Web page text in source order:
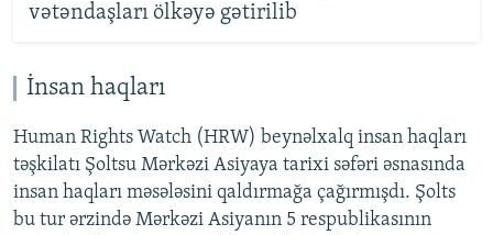
vətəndaşları ölkəyə gətirilib
İnsan haqları
Human Rights Watch (HRW) beynəlxalq insan haqları
təşkilatı Şoltsu Mərkəzi Asiyaya tarixi səfəri əsnasında
insan haqları məsələsini qaldırmağa çağırmışdı. Şolts
bu tur ərzində Mərkəzi Asiyanın 5 respublikasının